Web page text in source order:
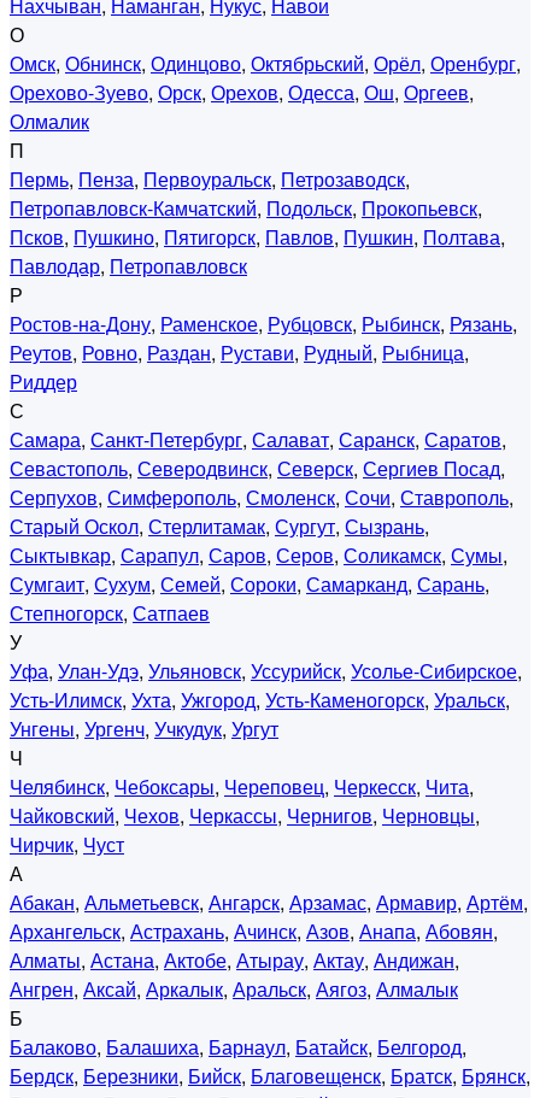
О
Омск, Обнинск, Одинцово, Октябрьский, Орёл, Оренбург,
Орехово-Зуево, Орск, Орехов, Одесса, Ош, Оргеев,
Олмалик
П
Пермь, Пенза, Первоуральск, Петрозаводск,
Петропавловск-Камчатский, Подольск, Прокопьевск,
Псков, Пушкино, Пятигорск, Павлов, Пушкин, Полтава,
Павлодар, Петропавловск
Р
Ростов-на-Дону, Раменское, Рубцовск, Рыбинск, Рязань,
Реутов, Ровно, Раздан, Рустави, Рудный, Рыбница,
Риддер
С
Самара, Санкт-Петербург, Салават, Саранск, Саратов,
Севастополь, Северодвинск, Северск, Сергиев Посад,
Серпухов, Симферополь, Смоленск, Сочи, Ставрополь,
Старый Оскол, Стерлитамак, Сургут, Сызрань,
Сыктывкар, Сарапул, Саров, Серов, Соликамск, Сумы,
Сумгаит, Сухум, Семей, Сороки, Самарканд, Сарань,
Степногорск, Сатпаев
У
Уфа, Улан-Удэ, Ульяновск, Уссурийск, Усолье-Сибирское,
Усть-Илимск, Ухта, Ужгород, Усть-Каменогорск, Уральск,
Унгены, Ургенч, Учкудук, Ургут
Ч
Челябинск, Чебоксары, Череповец, Черкесск, Чита,
Чайковский, Чехов, Черкассы, Чернигов, Черновцы,
Чирчик, Чуст
А
Абакан, Альметьевск, Ангарск, Арзамас, Армавир, Артём,
Архангельск, Астрахань, Ачинск, Азов, Анапа, Абовян,
Алматы, Астана, Актобе, Атырау, Актау, Андижан,
Ангрен, Аксай, Аркалык, Аральск, Аягоз, Алмалык
Б
Балаково, Балашиха, Барнаул, Батайск, Белгород,
Бердск, Березники, Бийск, Благовещенск, Братск, Брянск,